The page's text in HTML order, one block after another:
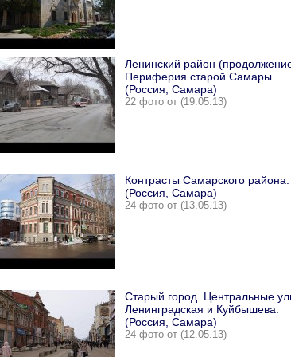
Ленинский район
Периферия старой Самары.
(Россия, Самара)
22 фото от (19.05.13)
Контрасты Самарского района.
(Россия, Самара)
24 фото от (13.05.13)
Старый город. Центральные
Ленинградская и Куйбышева.
(Россия, Самара)
24 фото от (12.05.13)